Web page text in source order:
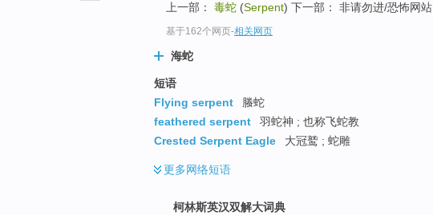
上一部： 毒蛇 (Serpent) 下一部： 非请勿进/恐怖网站
基于162个网页-相关网页
海蛇
短语
Flying serpent
螣蛇
feathered serpent
羽蛇神 ; 也称飞蛇教
Crested Serpent Eagle
大冠鹫 ; 蛇雕
更多网络短语
柯林斯英汉双解大词典